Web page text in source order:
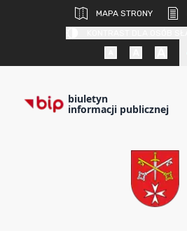
MAPA STRONY
biuletyn
informacji publicznej